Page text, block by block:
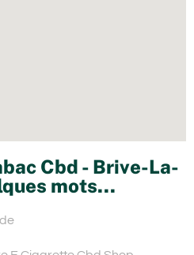
Cbd - Brive-La-
mots...